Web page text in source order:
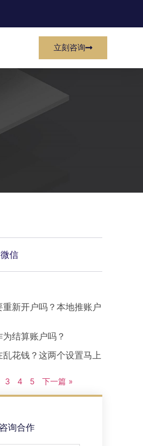
立刻咨询
微信
新开户吗？本地推账户
结算账户吗？
花钱？这两个设置马上
3 4 5 下一篇 »
询合作